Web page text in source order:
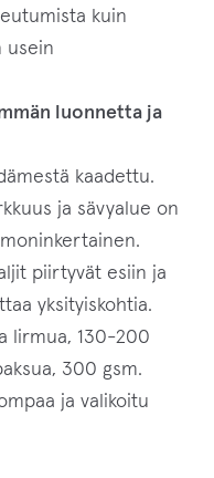
kuin
usein
luonnetta ja
kaadettu.
ja sävyalue on
piirtyvät esiin ja
yksityiskohtia.
lirmua, 130-200
300 gsm.
ja valikoitu